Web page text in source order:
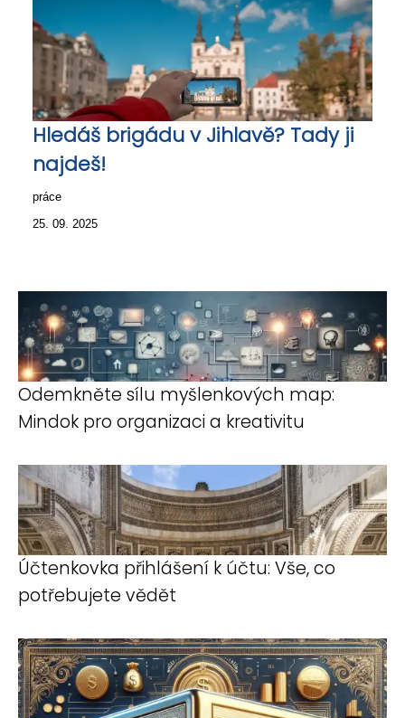
Hledáš brigádu v Jihlavě? Tady ji
najdeš!
práce
25. 09. 2025
Odemkněte sílu myšlenkových map:
Mindok pro organizaci a kreativitu
Účtenkovka přihlášení k účtu: Vše, co
potřebujete vědět